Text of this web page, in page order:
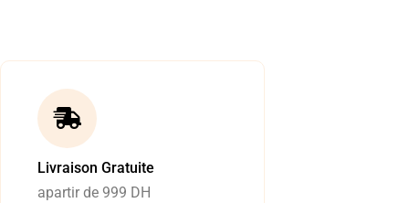
Livraison Gratuite
apartir de 999 DH